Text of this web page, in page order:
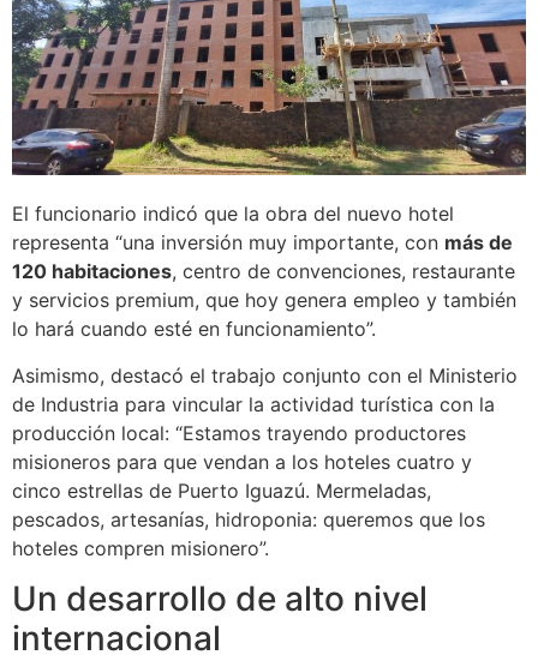
El funcionario indicó que la obra del nuevo hotel
representa “una inversión muy importante, con más de
120 habitaciones, centro de convenciones, restaurante
y servicios premium, que hoy genera empleo y también
lo hará cuando esté en funcionamiento”.
Asimismo, destacó el trabajo conjunto con el Ministerio
de Industria para vincular la actividad turística con la
producción local: “Estamos trayendo productores
misioneros para que vendan a los hoteles cuatro y
cinco estrellas de Puerto Iguazú. Mermeladas,
pescados, artesanías, hidroponia: queremos que los
hoteles compren misionero”.
Un desarrollo de alto nivel
internacional